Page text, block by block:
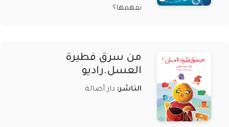
نفهمها؟
من سرق فطيرة
العسل.راديو
الناشر: دار أصالة